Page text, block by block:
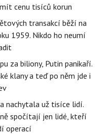
cenu tisíců korun
transakcí běží na
1959. Nikdo ho neumí
za biliony, Putin panikaří.
klany a teď po něm jde i
nachytala už tisíce lidí.
spočítají jen lidé, kteří
operací